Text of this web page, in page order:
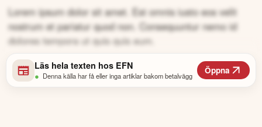
Lorem ipsum dolor sit amet. Est omnis iusto eos velit
nostrum et pariatur quod non. Consequuntur nemo id
dolores tempora ut quis quis eum.
Läs hela texten hos EFN
• Denna källa har få eller inga artiklar bakom betalvägg
Öppna